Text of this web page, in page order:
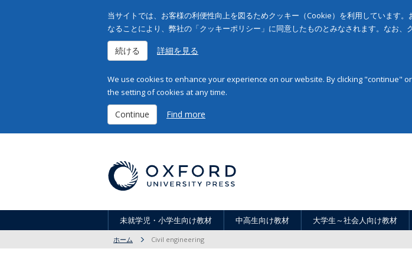
当サイトでは、お客様の利便性向上を図るためクッキー（Cookie）を利用しています
なることにより、弊社の「クッキーポリシー」に同意したものとみなされます。なお、
続ける 詳細を見る
We use cookies to enhance your experience on our website. By clicking "continue"
the setting of cookies at any time.
Continue Find more
未就学児・小学生向け教材 中高生向け教材 大学生～社会人向け教材
ホーム Civil engineering